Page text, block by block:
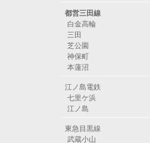
都営三田線
白金高輪
三田
芝公園
神保町
本蓮沼
江ノ島電鉄
七里ケ浜
江ノ島
東急目黒線
武蔵小山